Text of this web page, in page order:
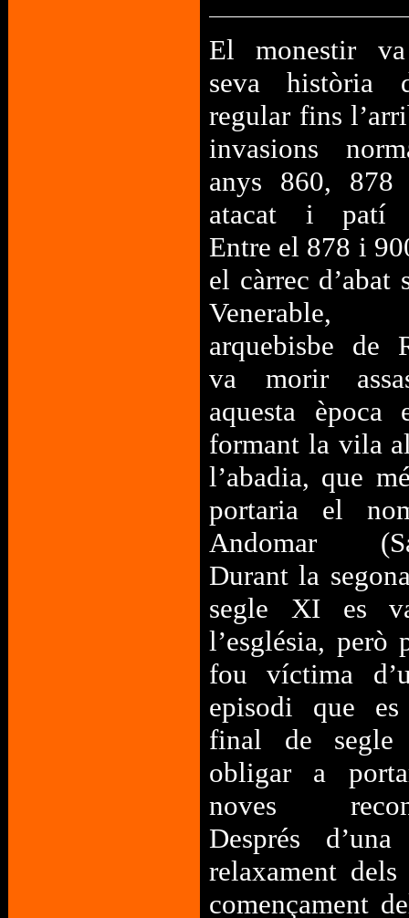
El monestir
seva història
regular fins
invasions
anys 860,
atacat i patí
Entre el 878 i
el càrrec d’abat
arquebisbe de
va morir
aquesta època
formant la vila
l’abadia, que
portaria el
Andomar
Durant la
segle XI es
l’església, però
fou víctima
episodi que
final de
obligar a
noves
Després
relaxament
començament